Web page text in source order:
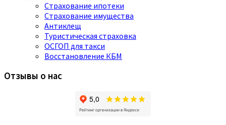
Страхование ипотеки
Страхование имущества
Антиклещ
Туристическая страховка
ОСГОП для такси
Восстановление КБМ
Отзывы о нас